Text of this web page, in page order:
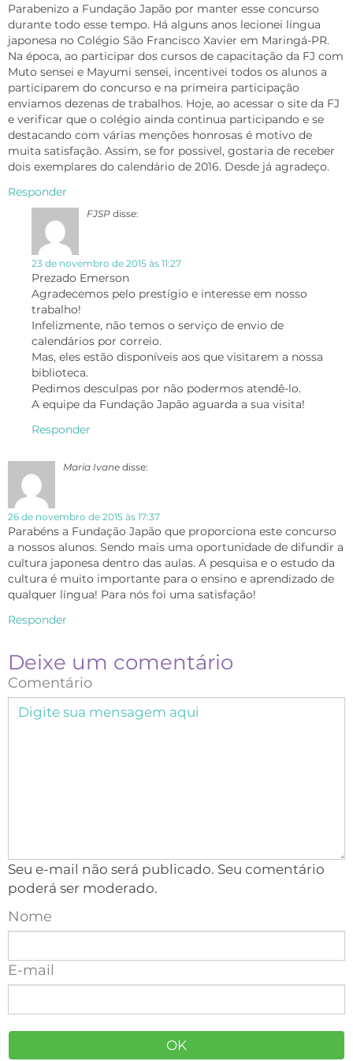
Parabenizo a Fundação Japão por manter esse concurso
durante todo esse tempo. Há alguns anos lecionei língua
japonesa no Colégio São Francisco Xavier em Maringá-PR.
Na época, ao participar dos cursos de capacitação da FJ com
Muto sensei e Mayumi sensei, incentivei todos os alunos a
participarem do concurso e na primeira participação
enviamos dezenas de trabalhos. Hoje, ao acessar o site da FJ
e verificar que o colégio ainda continua participando e se
destacando com várias menções honrosas é motivo de
muita satisfação. Assim, se for possivel, gostaria de receber
dois exemplares do calendário de 2016. Desde já agradeço.
Responder
FJSP disse:
23 de novembro de 2015 às 11:27
Prezado Emerson
Agradecemos pelo prestígio e interesse em nosso
trabalho!
Infelizmente, não temos o serviço de envio de
calendários por correio.
Mas, eles estão disponíveis aos que visitarem a nossa
biblioteca.
Pedimos desculpas por não podermos atendê-lo.
A equipe da Fundação Japão aguarda a sua visita!
Responder
Maria Ivane disse:
26 de novembro de 2015 às 17:37
Parabéns a Fundação Japão que proporciona este concurso
a nossos alunos. Sendo mais uma oportunidade de difundir a
cultura japonesa dentro das aulas. A pesquisa e o estudo da
cultura é muito importante para o ensino e aprendizado de
qualquer língua! Para nós foi uma satisfação!
Responder
Deixe um comentário
Comentário
Seu e-mail não será publicado. Seu comentário
poderá ser moderado.
Nome
E-mail